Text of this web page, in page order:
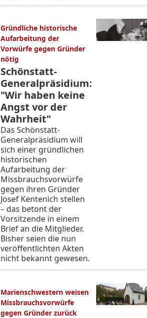
Gründliche historische
Aufarbeitung der
Vorwürfe gegen Gründer
nötig
Schönstatt-
Generalpräsidium:
"Wir haben keine
Angst vor der
Wahrheit"
Das Schönstatt-
Generalpräsidium will
sich einer gründlichen
historischen
Aufarbeitung der
Missbrauchsvorwürfe
gegen ihren Gründer
Josef Kentenich stellen
– das betont der
Vorsitzende in einem
Brief an die Mitglieder.
Bisher seien die nun
veröffentlichten Akten
nicht bekannt gewesen.
Marienschwestern weisen
Missbrauchsvorwürfe
gegen Gründer zurück